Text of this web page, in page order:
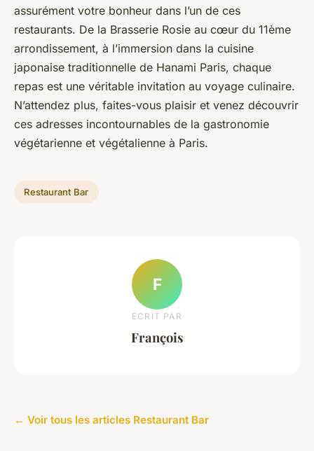
assurément votre bonheur dans l’un de ces
restaurants. De la Brasserie Rosie au cœur du 11ème
arrondissement, à l’immersion dans la cuisine
japonaise traditionnelle de Hanami Paris, chaque
repas est une véritable invitation au voyage culinaire.
N’attendez plus, faites-vous plaisir et venez découvrir
ces adresses incontournables de la gastronomie
végétarienne et végétalienne à Paris.
Restaurant Bar
F
ECRIT PAR
François
← Voir tous les articles Restaurant Bar